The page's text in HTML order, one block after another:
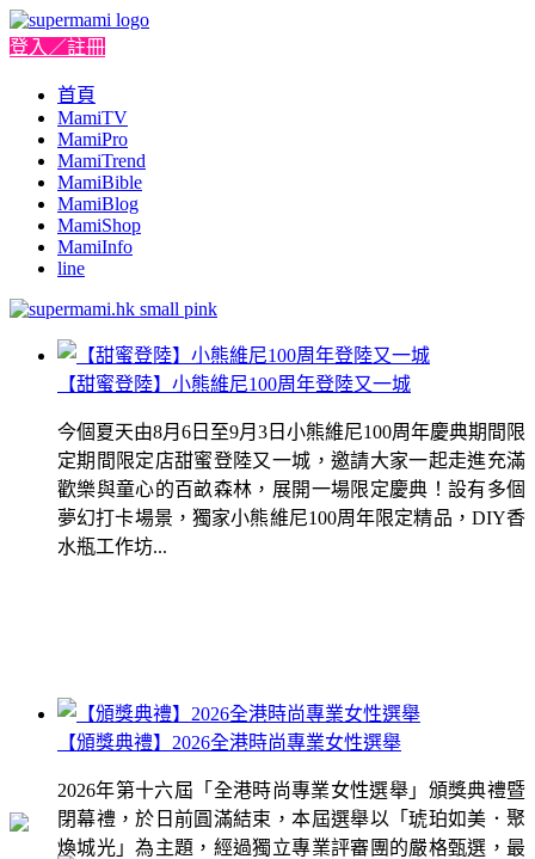
登入／註冊
首頁
MamiTV
MamiPro
MamiTrend
MamiBible
MamiBlog
MamiShop
MamiInfo
line
【甜蜜登陸】小熊維尼100周年登陸又一城
今個夏天由8月6日至9月3日小熊維尼100周年慶典期間限
定期間限定店甜蜜登陸又一城，邀請大家一起走進充滿
歡樂與童心的百畝森林，展開一場限定慶典！設有多個
夢幻打卡場景，獨家小熊維尼100周年限定精品，DIY香
水瓶工作坊...
【頒獎典禮】2026全港時尚專業女性選舉
2026年第十六屆「全港時尚專業女性選舉」頒獎典禮暨
閉幕禮，於日前圓滿結束，本屆選舉以「琥珀如美．聚
煥城光」為主題，經過獨立專業評審團的嚴格甄選，最